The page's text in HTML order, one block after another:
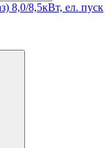
8,0/8,5кВт, ел. пуск